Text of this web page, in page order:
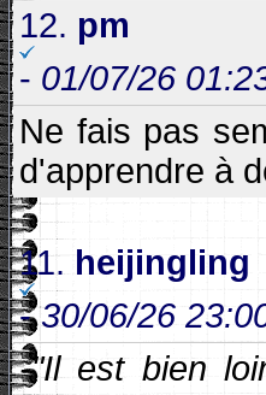
12. pm
- 01/07/26
Ne fais pas
d'apprendre à
11. heijingling
-30/06/26
-"Il est bien